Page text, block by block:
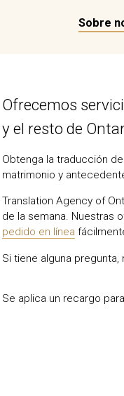
Sobre
Ofrecemos
y el resto de
Obtenga la traducción
matrimonio y
Translation Agency of
de la semana. Nuestras
pedido en línea
Si tiene alguna pregunta,
Se aplica un recargo